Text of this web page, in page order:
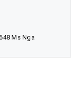
Ms Nga